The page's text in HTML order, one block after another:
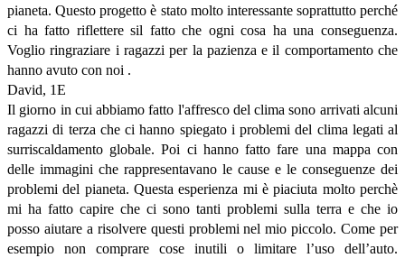
pianeta. Questo progetto è stato molto interessante soprattutto perché
ci ha fatto riflettere sil fatto che ogni cosa ha una conseguenza.
Voglio ringraziare i ragazzi per la pazienza e il comportamento che
hanno avuto con noi .
David, 1E
Il giorno in cui abbiamo fatto l'affresco del clima sono arrivati alcuni
ragazzi di terza che ci hanno spiegato i problemi del clima legati al
surriscaldamento globale. Poi ci hanno fatto fare una mappa con
delle immagini che rappresentavano le cause e le conseguenze dei
problemi del pianeta. Questa esperienza mi è piaciuta molto perchè
mi ha fatto capire che ci sono tanti problemi sulla terra e che io
posso aiutare a risolvere questi problemi nel mio piccolo. Come per
esempio non comprare cose inutili o limitare l’uso dell’auto.